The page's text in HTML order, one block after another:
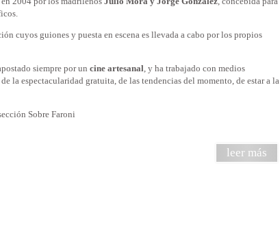
cuyos guiones y puesta en escena es llevada a cabo por los propios
siempre por un cine artesanal, y ha trabajado con medios
la espectacularidad gratuita, de las tendencias del momento, de estar a la
Sobre Faroni
leer más